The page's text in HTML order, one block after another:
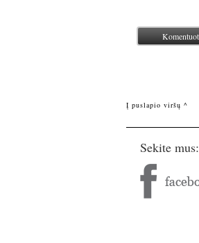
Į puslapio viršų ^
Sekite mus: